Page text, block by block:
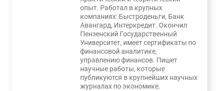
опыт. Работал в крупных
компаниях: Быстроденьги, Банк
Авангард, Интеркредит. Окончил
Пензенский Государственный
Университет, имеет сертификаты по
финансовой аналитике,
управлению финансов. Пишет
научные работы, которые
публикуются в крупнейших научных
журналах по экономике.